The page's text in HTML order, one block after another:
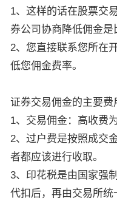
1、这样的话在股票交
券公司协商降低佣金是
2、您直接联系您所在
低您佣金费率。
证券交易佣金的主要费
1、交易佣金：高收费
2、过户费是按照成交
者都应该进行收取。
3、印花税是由国家强
代扣后，再由交易所统